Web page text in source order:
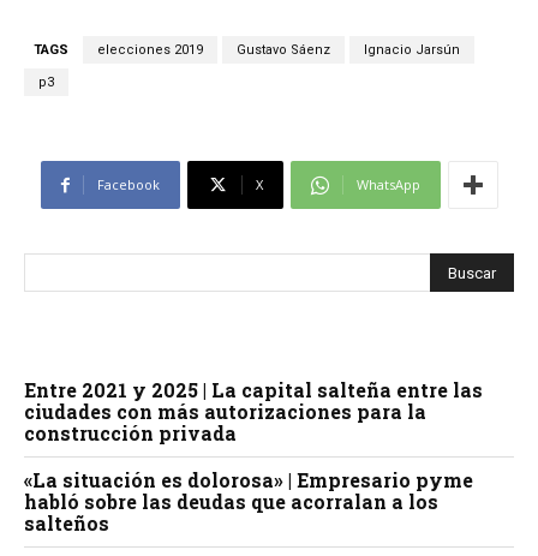
TAGS elecciones 2019 Gustavo Sáenz Ignacio Jarsún
p3
Facebook X WhatsApp
Entre 2021 y 2025 | La capital salteña entre las
ciudades con más autorizaciones para la
construcción privada
«La situación es dolorosa» | Empresario pyme
habló sobre las deudas que acorralan a los
salteños